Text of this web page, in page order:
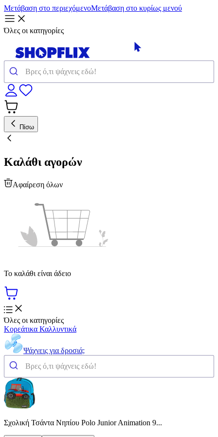
Μετάβαση στο περιεχόμενοΜετάβαση στο κυρίως μενού
Όλες οι κατηγορίες
Πίσω
Καλάθι αγορών
Αφαίρεση όλων
Το καλάθι είναι άδειο
Όλες οι κατηγορίες
Κορεάτικα Καλλυντικά
Ψάχνεις για δροσιά;
Σχολική Τσάντα Νηπίου Polo Junior Animation 9...